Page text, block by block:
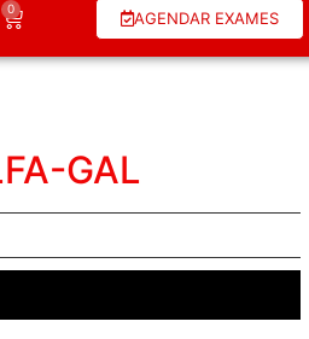
0 AGENDAR EXAMES
GAL